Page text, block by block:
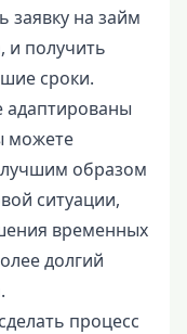
заявку на займ
и получить
сроки.
адаптированы
можете
образом
ситуации,
временных
долгий
процесс